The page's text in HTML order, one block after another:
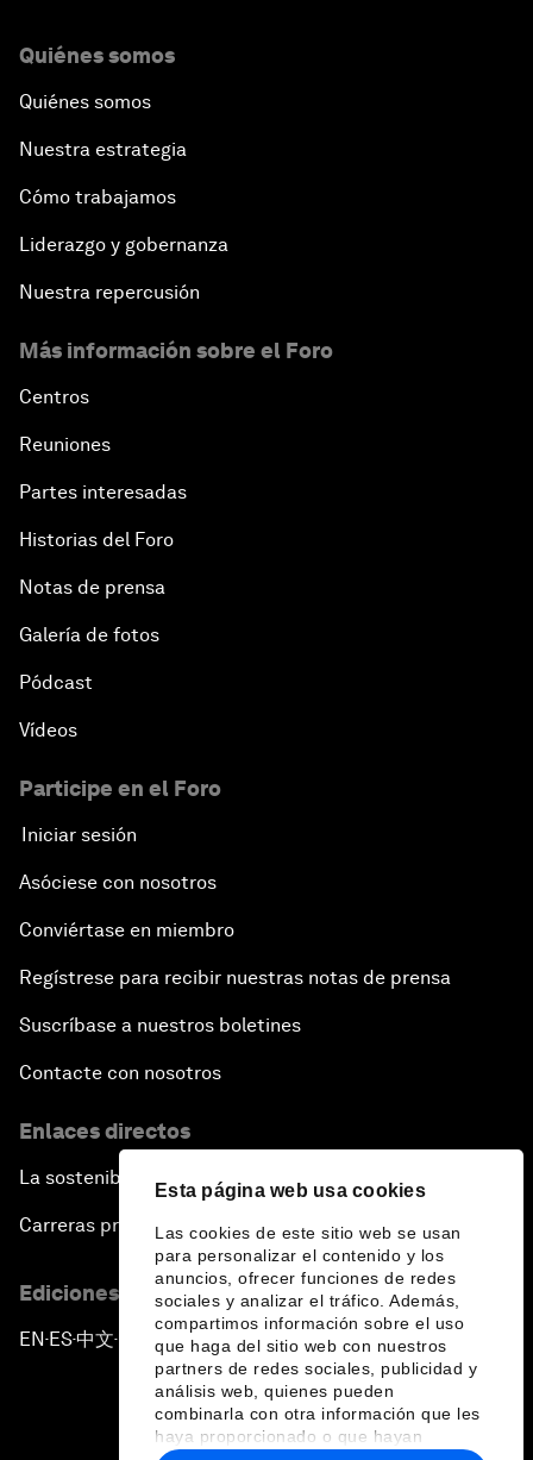
Esta página web usa cookies
Las cookies de este sitio web se usan
para personalizar el contenido y los
anuncios, ofrecer funciones de redes
sociales y analizar el tráfico. Además,
compartimos información sobre el uso
que haga del sitio web con nuestros
partners de redes sociales, publicidad y
análisis web, quienes pueden
combinarla con otra información que les
haya proporcionado o que hayan
Quiénes somos
Quiénes somos
Nuestra estrategia
Cómo trabajamos
Liderazgo y gobernanza
Nuestra repercusión
Más información sobre el Foro
Centros
Reuniones
Partes interesadas
Historias del Foro
Notas de prensa
Galería de fotos
Pódcast
Vídeos
Participe en el Foro
Iniciar sesión
Asóciese con nosotros
Conviértase en miembro
Regístrese para recibir nuestras notas de prensa
Suscríbase a nuestros boletines
Contacte con nosotros
Enlaces directos
La sostenibilidad en el Foro
Carreras profesionales
Ediciones en otros idiomas
EN ▪ES▪中文▪ 日本語